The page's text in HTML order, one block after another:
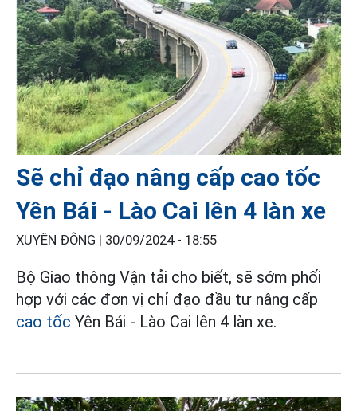
Sẽ chỉ đạo nâng cấp cao tốc
Yên Bái - Lào Cai lên 4 làn xe
XUYÊN ĐÔNG | 30/09/2024 - 18:55
Bộ Giao thông Vận tải cho biết, sẽ sớm phối
hợp với các đơn vị chỉ đạo đầu tư nâng cấp
cao tốc Yên Bái - Lào Cai lên 4 làn xe.